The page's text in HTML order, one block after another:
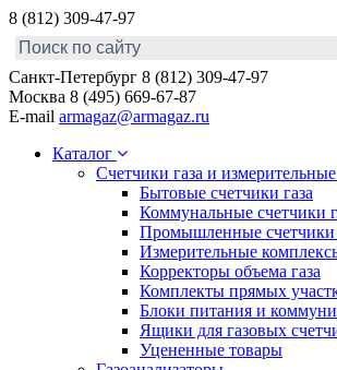
8 (812) 309-47-97
Санкт-Петербург 8 (812) 309-47-97
Москва 8 (495) 669-67-87
E-mail armagaz@armagaz.ru
Каталог
Счетчики газа и
Бытовые счетчики газа
Коммунальные счетчики
Промышленные счетчики
Измерительные
Корректоры объема газа
Комплекты прямых
Блоки питания и
Ящики для газовых
Уцененные товары